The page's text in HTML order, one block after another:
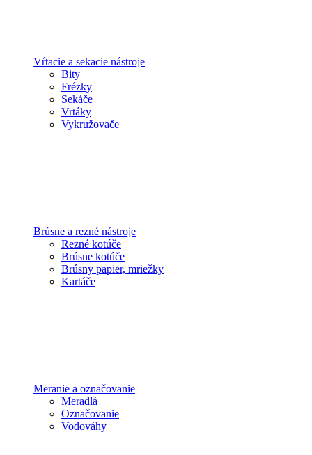
Vŕtacie a sekacie nástroje
Bity
Frézky
Sekáče
Vrtáky
Vykružovače
Brúsne a rezné nástroje
Rezné kotúče
Brúsne kotúče
Brúsny papier, mriežky
Kartáče
Meranie a označovanie
Meradlá
Označovanie
Vodováhy